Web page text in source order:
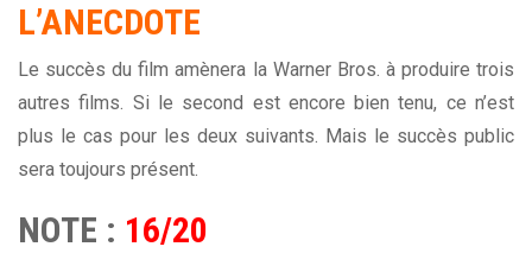
L’ANECDOTE
Le succès du film amènera la Warner Bros. à produire trois
autres films. Si le second est encore bien tenu, ce n’est
plus le cas pour les deux suivants. Mais le succès public
sera toujours présent.
NOTE : 16/20